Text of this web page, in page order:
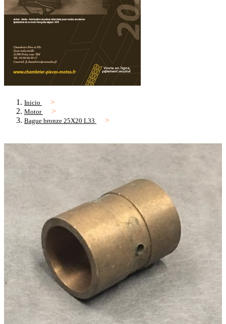
Inicio
Motor
Bague bronze 25X20 L33